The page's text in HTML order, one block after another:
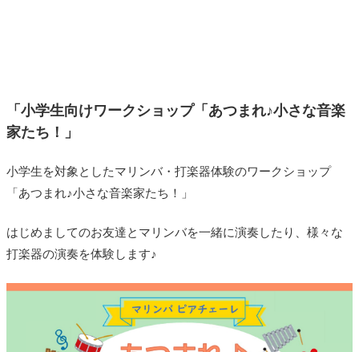
「小学生向けワークショップ「あつまれ♪小さな音楽
家たち！」
小学生を対象としたマリンバ・打楽器体験のワークショップ
「あつまれ♪小さな音楽家たち！」
はじめましてのお友達とマリンバを一緒に演奏したり、様々な
打楽器の演奏を体験します♪